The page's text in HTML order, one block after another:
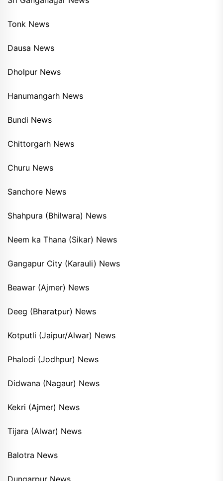
Tonk News
Dausa News
Dholpur News
Hanumangarh News
Bundi News
Chittorgarh News
Churu News
Sanchore News
Shahpura (Bhilwara) News
Neem ka Thana (Sikar) News
Gangapur City (Karauli) News
Beawar (Ajmer) News
Deeg (Bharatpur) News
Kotputli (Jaipur/Alwar) News
Phalodi (Jodhpur) News
Didwana (Nagaur) News
Kekri (Ajmer) News
Tijara (Alwar) News
Balotra News